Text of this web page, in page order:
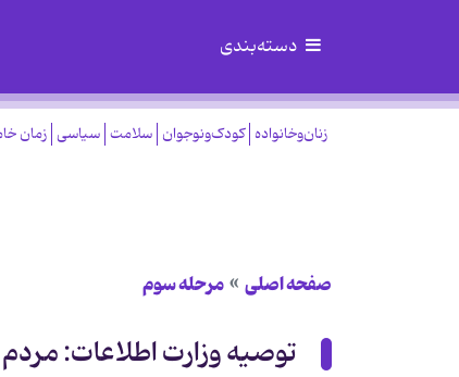
دسته‌بندی
زنان‌وخانواده کودک‌ونوجوان سلامت سیاسی زمان
صفحه اصلی مرحله سوم
توصیه وزارت اطلاعات: